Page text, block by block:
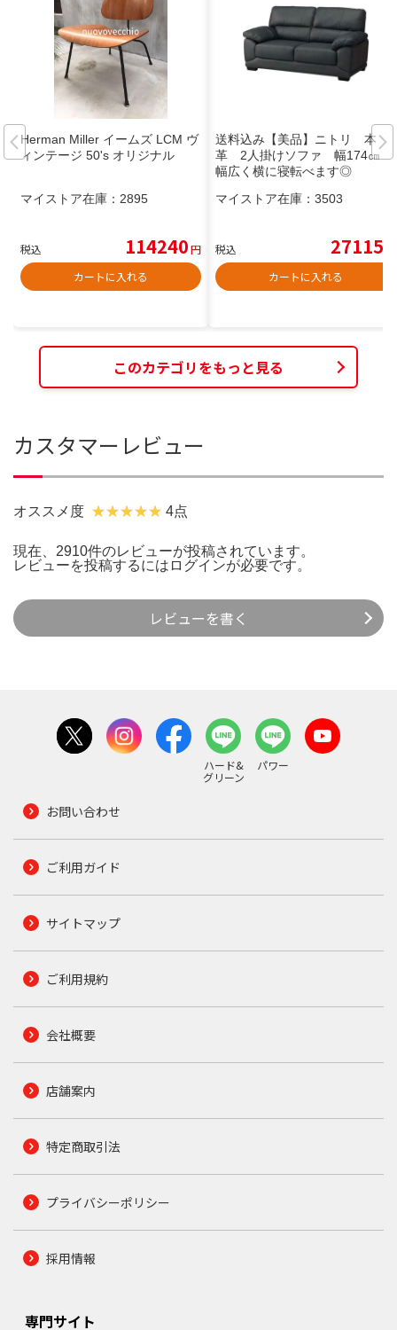
Herman Miller イームズ LCM ヴ
ィンテージ 50's オリジナル
マイストア在庫： 2895
税込 114240円
カートに入れる
送料込み【美品】ニトリ 本
革 2人掛けソファ 幅174㎝
幅広く横に寝転べます◎
マイストア在庫： 3503
税込 27115
カートに入れる
このカテゴリをもっと見る
カスタマーレビュー
オススメ度 4点
現在、2910件のレビューが投稿されています。
レビューを投稿するには ログインが必要です。
レビューを書く
ハード&
グリーン
パワー
お問い合わせ
ご利用ガイド
サイトマップ
ご利用規約
会社概要
店舗案内
特定商取引法
プライバシーポリシー
採用情報
専門サイト